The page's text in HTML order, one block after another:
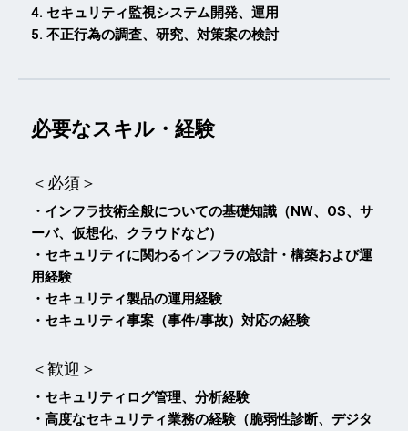
4. セキュリティ監視システム開発、運用
5. 不正行為の調査、研究、対策案の検討
必要なスキル・経験
＜必須＞
・インフラ技術全般についての基礎知識（NW、OS、サ
ーバ、仮想化、クラウドなど）
・セキュリティに関わるインフラの設計・構築および運
用経験
・セキュリティ製品の運用経験
・セキュリティ事案（事件/事故）対応の経験
＜歓迎＞
・セキュリティログ管理、分析経験
・高度なセキュリティ業務の経験（脆弱性診断、デジタ